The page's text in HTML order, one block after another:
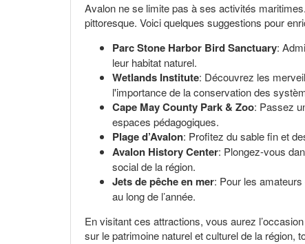
Avalon ne se limite pas à ses activités
pittoresque. Voici quelques suggestions pour
Parc Stone Harbor Bird Sanctuary:
leur habitat naturel.
Wetlands Institute: Découvrez les
l'importance de la conservation des
Cape May County Park & Zoo: Passez
espaces pédagogiques.
Plage d’Avalon: Profitez du sable fin et
Avalon History Center: Plongez-vous
social de la région.
Jets de pêche en mer: Pour les
au long de l’année.
En visitant ces attractions, vous aurez
sur le patrimoine naturel et culturel de la région,